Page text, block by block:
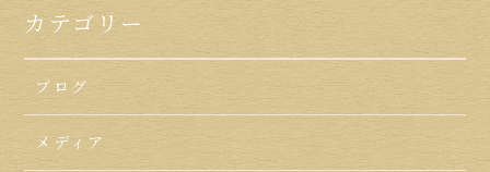
カテゴリー
ブログ
メディア